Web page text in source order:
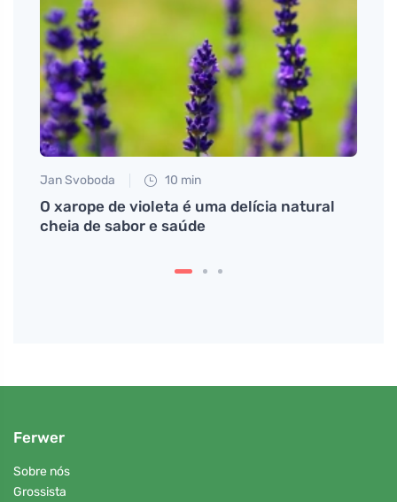
Jan Svoboda 10 min
O xarope de violeta é uma delícia natural
cheia de sabor e saúde
Ferwer
Sobre nós
Grossista